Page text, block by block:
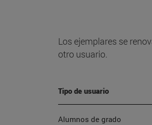
Los ejemplares se
otro usuario.
Tipo de usuario
Alumnos de grado